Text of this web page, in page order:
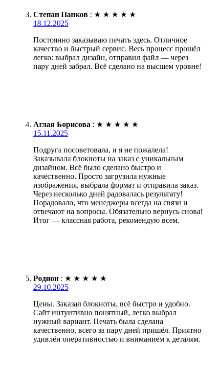
Степан Панков : ★ ★ ★ ★ ★
18.12.2025
Постоянно заказываю печать здесь. Отличное
качество и быстрый сервис. Весь процесс прошёл
легко: выбрал дизайн, отправил файл — через
пару дней забрал. Всё сделано на высшем уровне!
Аглая Борисова : ★ ★ ★ ★ ★
15.11.2025
Подруга посоветовала, и я не пожалела!
Заказывала блокноты на заказ с уникальным
дизайном. Всё было сделано быстро и
качественно. Просто загрузила нужные
изображения, выбрала формат и отправила заказ.
Через несколько дней радовалась результату!
Порадовало, что менеджеры всегда на связи и
отвечают на вопросы. Обязательно вернусь снова!
Итог — классная работа, рекомендую всем.
Родион : ★ ★ ★ ★ ★
29.10.2025
Цены. Заказал блокноты, всё быстро и удобно.
Сайт интуитивно понятный, легко выбрал
нужный вариант. Печать была сделана
качественно, всего за пару дней пришёл. Приятно
удивлён оперативностью и вниманием к деталям.